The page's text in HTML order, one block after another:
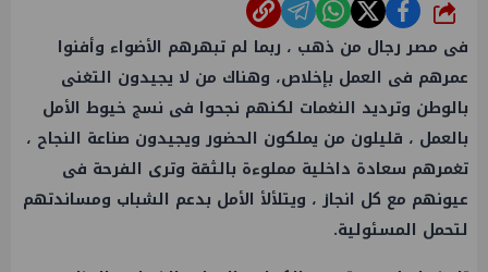
شارك
فى مصر رجال من ذهب ، ربما لم تبهرهم الأضواء وأفنوا
عمرهم فى العمل بإخلاص، وهناك من لا يجيدون التغنى
بالوطن وترديد النغمات لكنهم نجحوا فى نسج خيوط الأمل
بالعمل ، قليلون من يملكون الحضور ويجيدون صناعة النجاح ،
تغمرهم سعادة داخلية مملوءة بالثقة وترى الفرحة فى
عيونهم مع كل انجاز ، ويتلألأ الأمل بدعم الشباب ومساندتهم
لتحمل المسئولية.